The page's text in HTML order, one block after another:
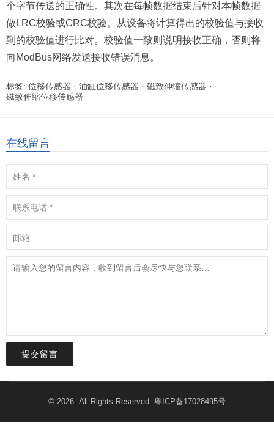
个字节传送的正确性。其次在每帧数据结束后针对本帧数据
做LRC校验或CRC校验。从设备将计算得出的校验值与接收
到的校验值进行比对。校验值一致则说明接收正确，否则将
向ModBus网络发送接收错误消息。
标签: 位移传感器 · 油缸位移传感器 · 磁致伸缩传感器 ·
磁致伸缩位移传感器
在线留言
提交留言
© 2026. All Rights Reserved. 粤ICP备17028495号